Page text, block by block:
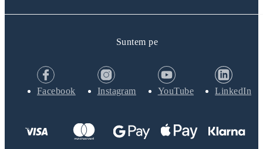
Suntem pe
Facebook Instagram YouTube LinkedIn